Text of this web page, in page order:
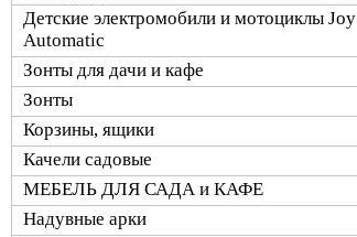
Детские электромобили и мотоциклы Joy
Automatic
Зонты для дачи и кафе
Зонты
Корзины, ящики
Качели садовые
МЕБЕЛЬ ДЛЯ САДА и КАФЕ
Надувные арки